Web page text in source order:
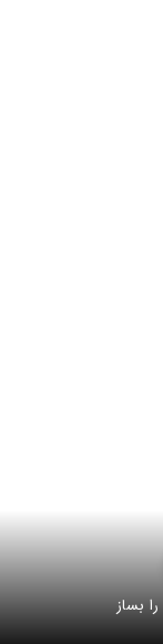
بساز